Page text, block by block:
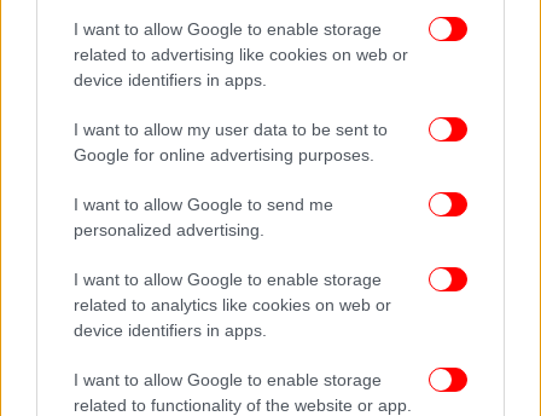
I want to allow Google to enable storage
related to advertising like cookies on web or
device identifiers in apps.
I want to allow my user data to be sent to
Google for online advertising purposes.
I want to allow Google to send me
personalized advertising.
I want to allow Google to enable storage
related to analytics like cookies on web or
device identifiers in apps.
I want to allow Google to enable storage
related to functionality of the website or app.
Ξεκίνησε σήμερα από τον Ευαγγελισμό το «βραχιολάκι»
για την ιχνηλάτηση ασθενών στις εφημερίες -Πώς
λειτουργεί
δίπλα σε κάδο στον Άλιμο -Τα σενάρια που εξετάζουν,
ψάχνουν σε βίντεο
Αυτές ψηφίστηκαν ως οι 10 καλύτερες παραλίες της
Ευρώπης -Μια ελληνική στην κορυφή